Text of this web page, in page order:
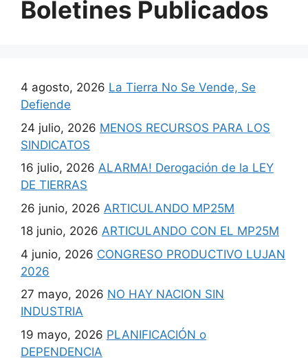
Boletines Publicados
4 agosto, 2026 La Tierra No Se Vende, Se
Defiende
24 julio, 2026 MENOS RECURSOS PARA LOS
SINDICATOS
16 julio, 2026 ALARMA! Derogación de la LEY
DE TIERRAS
26 junio, 2026 ARTICULANDO MP25M
18 junio, 2026 ARTICULANDO CON EL MP25M
4 junio, 2026 CONGRESO PRODUCTIVO LUJAN
2026
27 mayo, 2026 NO HAY NACION SIN
INDUSTRIA
19 mayo, 2026 PLANIFICACIÓN o
DEPENDENCIA